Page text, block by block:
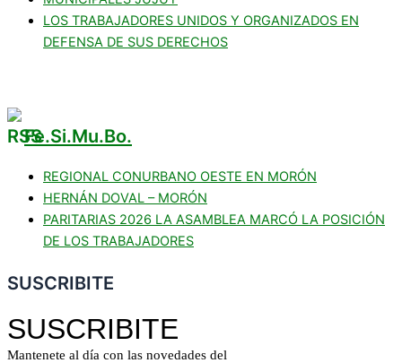
LOS TRABAJADORES UNIDOS Y ORGANIZADOS EN
DEFENSA DE SUS DERECHOS
Fe.Si.Mu.Bo.
REGIONAL CONURBANO OESTE EN MORÓN
HERNÁN DOVAL – MORÓN
PARITARIAS 2026 LA ASAMBLEA MARCÓ LA POSICIÓN
DE LOS TRABAJADORES
SUSCRIBITE